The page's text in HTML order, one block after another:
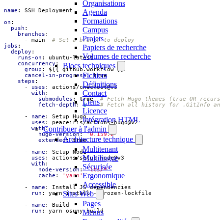
Organisations
Agenda
Formations
Campus
Projets
Papiers de recherche
Volumes de recherche
Blocs techniques
Fichiers
Définitions
Contact
Liens
Licence
Intégration HTML
Contribuer à l'admin
Architecture technique
Multitenant
Multilingue
Sécurisée
Ergonomique
Accessible
Sites Web
Pages
Menus
name :
SSH Deployment
on :
push :
branches :
- main
# Set a branch to deploy
jobs :
deploy :
runs-on :
ubuntu-latest
concurrency :
group :
${{ github.workflow }}
cancel-in-progress: true
steps :
- uses :
actions/checkout@v3
with :
submodules : true
# Fetch Hugo themes (true OR
fetch-depth: 1
# Fetch all history for .GitInfo
- name :
Setup Hugo
uses :
peaceiris/actions-hugo@v2
with:
hugo-version: '0.159.2'
extended: true
- name :
Setup Node
uses :
actions/setup-node@v3
with :
node-version : 'lts/*'
cache :
'yarn'
- name :
Install JS dependencies
run :
yarn install --frozen-lockfile
- name :
Build
run :
yarn osuny build